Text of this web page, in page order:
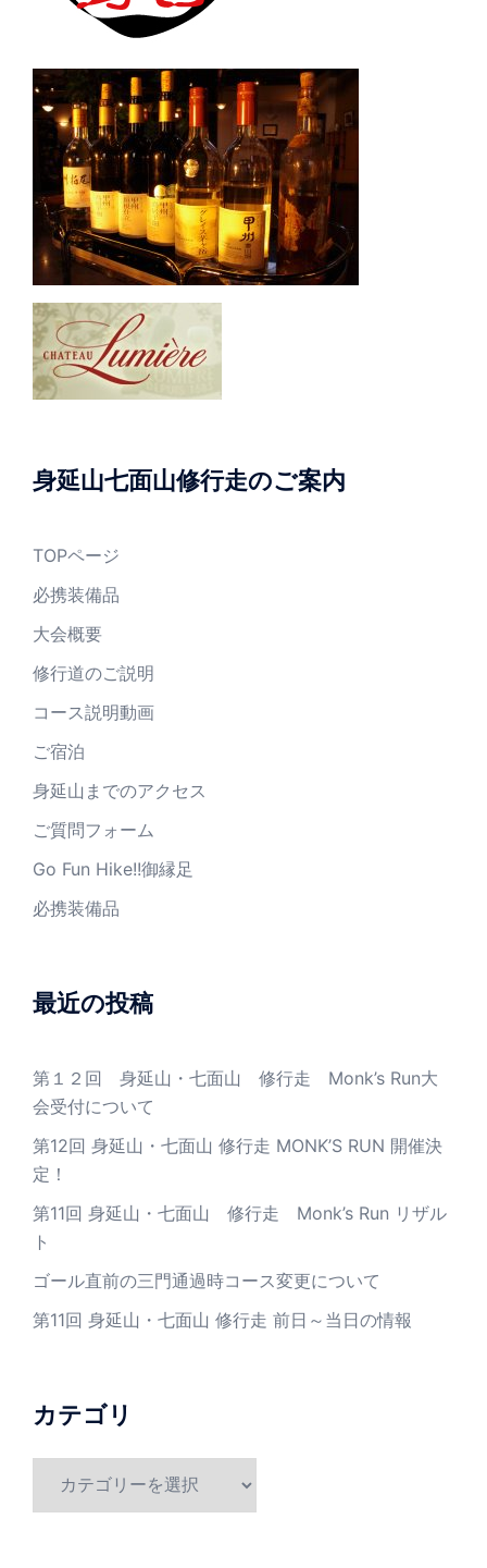
身延山七面山修行走のご案内
TOPページ
必携装備品
大会概要
修行道のご説明
コース説明動画
ご宿泊
身延山までのアクセス
ご質問フォーム
Go Fun Hike!!御縁足
必携装備品
最近の投稿
第１２回 身延山・七面山 修行走 Monk’s Run大
会受付について
第12回 身延山・七面山 修行走 MONK’S RUN 開催決
定！
第11回 身延山・七面山 修行走 Monk’s Run リザル
ト
ゴール直前の三門通過時コース変更について
第11回 身延山・七面山 修行走 前日～当日の情報
カテゴリ